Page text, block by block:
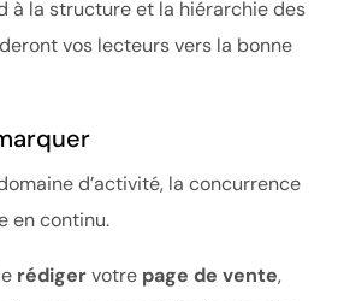
à la structure et la hiérarchie des
vos lecteurs vers la bonne
d’activité, la concurrence
en continu.
rédigervotre page de vente,